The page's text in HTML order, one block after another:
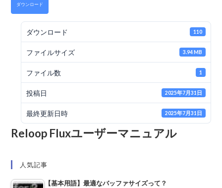
ダウンロード
ダウンロード 110
ファイルサイズ 3.94 MB
ファイル数 1
投稿日 2025年7月31日
最終更新日時 2025年7月31日
Reloop Fluxユーザーマニュアル
人気記事
【基本用語】最適なバッファサイズって？